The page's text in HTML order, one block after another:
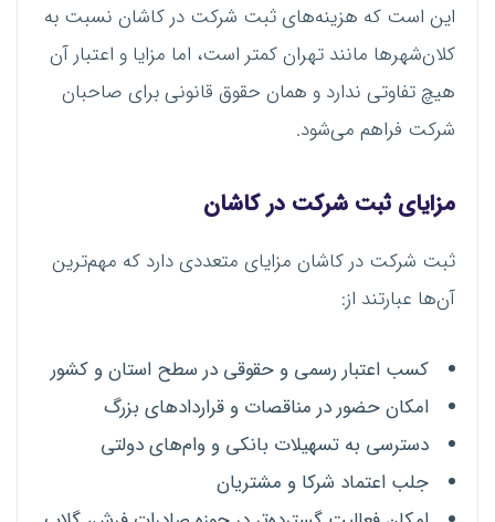
این است که هزینه‌های ثبت شرکت در کاشان نسبت به
کلان‌شهرها مانند تهران کمتر است، اما مزایا و اعتبار آن
هیچ تفاوتی ندارد و همان حقوق قانونی برای صاحبان
شرکت فراهم می‌شود.
مزایای ثبت شرکت در کاشان
ثبت شرکت در کاشان مزایای متعددی دارد که مهم‌ترین
آن‌ها عبارتند از:
کسب اعتبار رسمی و حقوقی در سطح استان و کشور
امکان حضور در مناقصات و قراردادهای بزرگ
دسترسی به تسهیلات بانکی و وام‌های دولتی
جلب اعتماد شرکا و مشتریان